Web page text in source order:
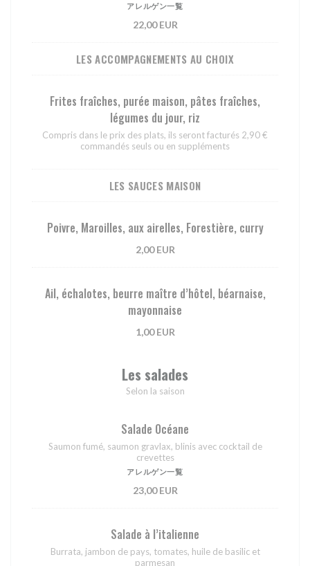
アレルゲン一覧
22,00 EUR
LES ACCOMPAGNEMENTS AU CHOIX
Frites fraîches, purée maison, pâtes fraîches,
légumes du jour, riz
Compris dans le prix des plats, ils seront facturés 2,90 €
commandés seuls ou en suppléments
LES SAUCES MAISON
Poivre, Maroilles, aux airelles, Forestière, curry
2,00 EUR
Ail, échalotes, beurre maître d’hôtel, béarnaise,
mayonnaise
1,00 EUR
Les salades
Selon la saison
Salade Océane
Saumon fumé, saumon gravlax, blinis avec cocktail de
crevettes
アレルゲン一覧
23,00 EUR
Salade à l’italienne
Burrata, jambon de pays, tomates, huile de basilic et
parmesan